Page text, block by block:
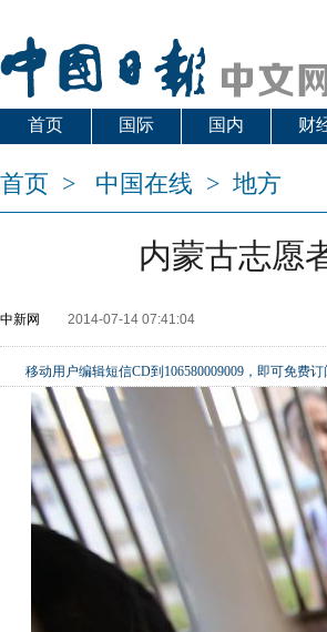
首页 国际 国内 财
首页 > 中国在线 > 地方
内蒙古志愿
中新网 2014-07-14 07:41:04
移动用户编辑短信CD到106580009009，即可免费